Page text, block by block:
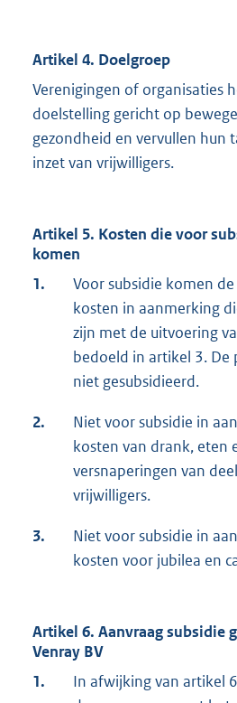
Artikel 4. Doelgroep
Verenigingen of organisaties
doelstelling gericht op
gezondheid en vervullen hun
inzet van vrijwilligers.
Artikel 5. Kosten die voor
komen
1.
Voor subsidie komen
kosten in aanmerking
zijn met de uitvoering
bedoeld in artikel 3.
niet gesubsidieerd.
2.
Niet voor subsidie in
kosten van drank, eten
versnaperingen van
vrijwilligers.
3.
Niet voor subsidie in
kosten voor jubilea en
Artikel 6. Aanvraag subsidie
Venray BV
1.
In afwijking van artikel